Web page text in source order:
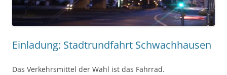
Einladung: Stadtrundfahrt Schwachhausen
Das Verkehrsmittel der Wahl ist das Fahrrad.